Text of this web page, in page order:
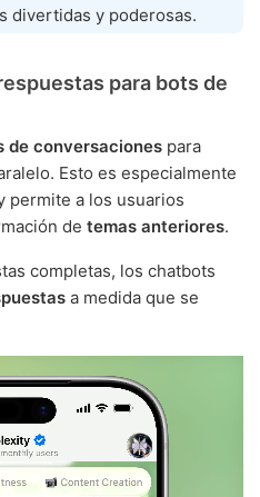
divertidas y poderosas.
para bots de
de conversaciones para
Esto es especialmente
permite a los usuarios
de temas anteriores.
completas, los chatbots
a medida que se